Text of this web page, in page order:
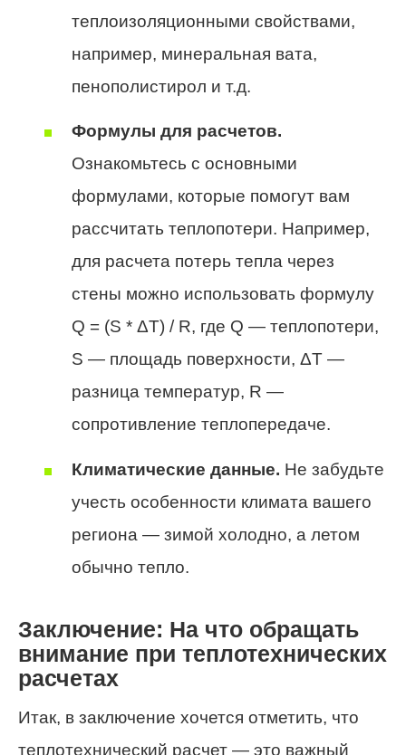
теплоизоляционными свойствами,
например, минеральная вата,
пенополистирол и т.д.
Формулы для расчетов.
Ознакомьтесь с основными
формулами, которые помогут вам
рассчитать теплопотери. Например,
для расчета потерь тепла через
стены можно использовать формулу
Q = (S * ΔT) / R, где Q — теплопотери,
S — площадь поверхности, ΔT —
разница температур, R —
сопротивление теплопередаче.
Климатические данные. Не забудьте
учесть особенности климата вашего
региона — зимой холодно, а летом
обычно тепло.
Заключение: На что обращать
внимание при теплотехнических
расчетах
Итак, в заключение хочется отметить, что
теплотехнический расчет — это важный